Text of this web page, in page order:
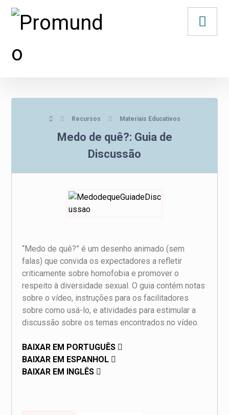
Recursos Materiais Educativos
Medo de quê?: Guia de
Discussão
“Medo de quê?” é um desenho animado (sem
falas) que convida os expectadores a refletir
criticamente sobre homofobia e promover o
respeito à diversidade sexual. O guia contém notas
sobre o vídeo, instruções para os facilitadores
sobre como usá-lo, e atividades para estimular a
discussão sobre os temas encontrados no vídeo.
BAIXAR EM PORTUGUÊS
BAIXAR EM ESPANHOL
BAIXAR EM INGLÊS